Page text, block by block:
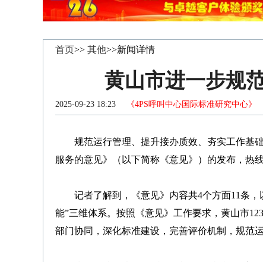
首页>> 其他>>新闻详情
黄山市进一步规
2025-09-23 18:23 《4PS呼叫中心国际标准研究中心》
规范运行管理、提升接办质效、夯实工作
服务的意见》（以下简称《意见》）的发布，热
记者了解到，《意见》内容共4个方面11条，
能”三维体系。按照《意见》工作要求，黄山市
部门协同，深化标准建设，完善评价机制，规范